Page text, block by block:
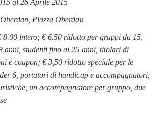
Piazza Oberdan
intero; € 6.50 ridotto per gruppi da 15,
anni, studenti fino ai 25 anni, titolari di
e coupon; € 3,50 ridotto speciale per le
6, portatori di handicap e accompagnatori,
un accompagnatore per gruppo, due